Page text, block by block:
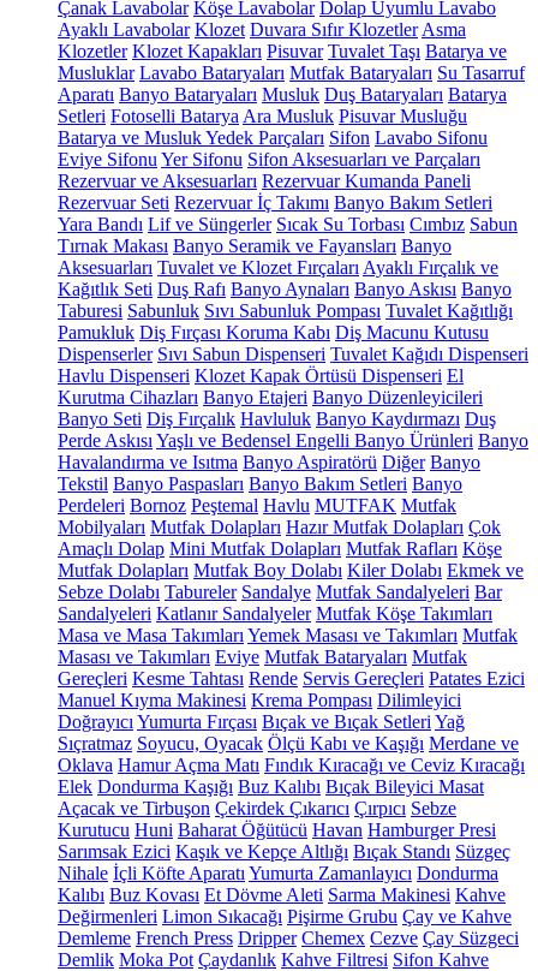
Çanak Lavabolar Köşe Lavabolar Dolap Uyumlu Lavabo
Ayaklı Lavabolar Klozet Duvara Sıfır Klozetler Asma
Klozetler Klozet Kapakları Pisuvar Tuvalet Taşı Batarya ve
Musluklar Lavabo Bataryaları Mutfak Bataryaları Su Tasarruf
Aparatı Banyo Bataryaları Musluk Duş Bataryaları Batarya
Setleri Fotoselli Batarya Ara Musluk Pisuvar Musluğu
Batarya ve Musluk Yedek Parçaları Sifon Lavabo Sifonu
Eviye Sifonu Yer Sifonu Sifon Aksesuarları ve Parçaları
Rezervuar ve Aksesuarları Rezervuar Kumanda Paneli
Rezervuar Seti Rezervuar İç Takımı Banyo Bakım Setleri
Yara Bandı Lif ve Süngerler Sıcak Su Torbası Cımbız Sabun
Tırnak Makası Banyo Seramik ve Fayansları Banyo
Aksesuarları Tuvalet ve Klozet Fırçaları Ayaklı Fırçalık ve
Kağıtlık Seti Duş Rafı Banyo Aynaları Banyo Askısı Banyo
Taburesi Sabunluk Sıvı Sabunluk Pompası Tuvalet Kağıtlığı
Pamukluk Diş Fırçası Koruma Kabı Diş Macunu Kutusu
Dispenserler Sıvı Sabun Dispenseri Tuvalet Kağıdı Dispenseri
Havlu Dispenseri Klozet Kapak Örtüsü Dispenseri El
Kurutma Cihazları Banyo Etajeri Banyo Düzenleyicileri
Banyo Seti Diş Fırçalık Havluluk Banyo Kaydırmazı Duş
Perde Askısı Yaşlı ve Bedensel Engelli Banyo Ürünleri Banyo
Havalandırma ve Isıtma Banyo Aspiratörü Diğer Banyo
Tekstil Banyo Paspasları Banyo Bakım Setleri Banyo
Perdeleri Bornoz Peştemal Havlu MUTFAK Mutfak
Mobilyaları Mutfak Dolapları Hazır Mutfak Dolapları Çok
Amaçlı Dolap Mini Mutfak Dolapları Mutfak Rafları Köşe
Mutfak Dolapları Mutfak Boy Dolabı Kiler Dolabı Ekmek ve
Sebze Dolabı Tabureler Sandalye Mutfak Sandalyeleri Bar
Sandalyeleri Katlanır Sandalyeler Mutfak Köşe Takımları
Masa ve Masa Takımları Yemek Masası ve Takımları Mutfak
Masası ve Takımları Eviye Mutfak Bataryaları Mutfak
Gereçleri Kesme Tahtası Rende Servis Gereçleri Patates Ezici
Manuel Kıyma Makinesi Krema Pompası Dilimleyici
Doğrayıcı Yumurta Fırçası Bıçak ve Bıçak Setleri Yağ
Sıçratmaz Soyucu, Oyacak Ölçü Kabı ve Kaşığı Merdane ve
Oklava Hamur Açma Matı Fındık Kıracağı ve Ceviz Kıracağı
Elek Dondurma Kaşığı Buz Kalıbı Bıçak Bileyici Masat
Açacak ve Tirbuşon Çekirdek Çıkarıcı Çırpıcı Sebze
Kurutucu Huni Baharat Öğütücü Havan Hamburger Presi
Sarımsak Ezici Kaşık ve Kepçe Altlığı Bıçak Standı Süzgeç
Nihale İçli Köfte Aparatı Yumurta Zamanlayıcı Dondurma
Kalıbı Buz Kovası Et Dövme Aleti Sarma Makinesi Kahve
Değirmenleri Limon Sıkacağı Pişirme Grubu Çay ve Kahve
Demleme French Press Dripper Chemex Cezve Çay Süzgeci
Demlik Moka Pot Çaydanlık Kahve Filtresi Sifon Kahve